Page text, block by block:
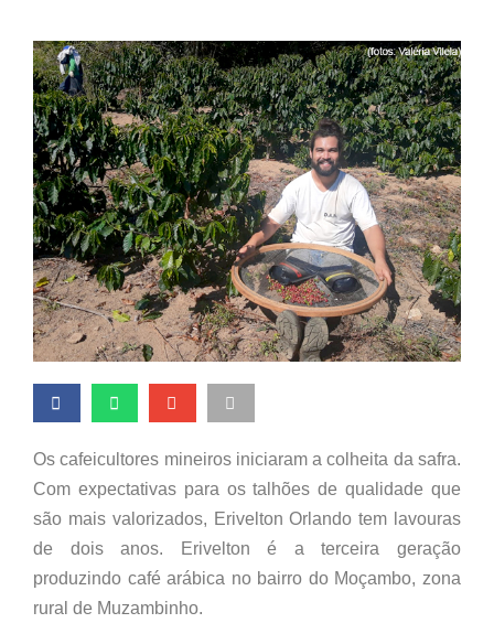
Os cafeicultores mineiros iniciaram a colheita da safra.
Com expectativas para os talhões de qualidade que
são mais valorizados, Erivelton Orlando tem lavouras
de dois anos. Erivelton é a terceira geração
produzindo café arábica no bairro do Moçambo, zona
rural de Muzambinho.